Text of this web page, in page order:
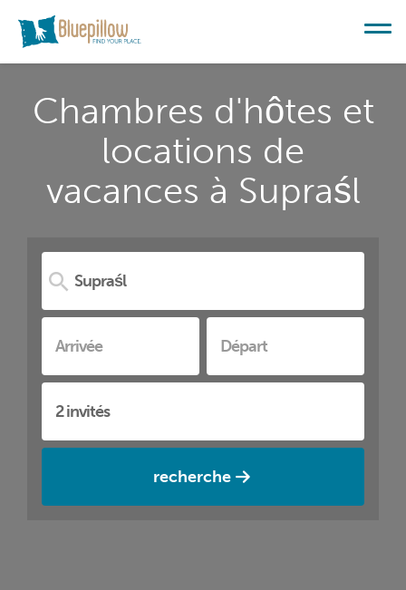
Chambres d'hôtes et
locations de
vacances à Supraśl
recherche